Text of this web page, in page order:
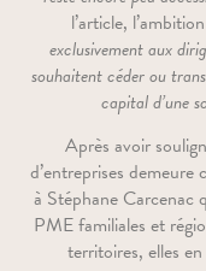
l’article,
exclusivement aux
souhaitent céder ou
capital d’une
Après avoir
d’entreprises demeure
à Stéphane Carcenac
PME familiales et
territoires, elles